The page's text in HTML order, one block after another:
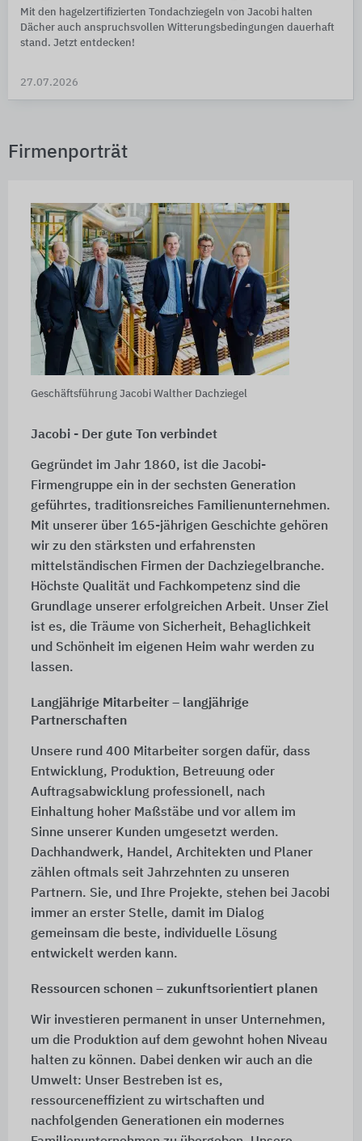
Mit den hagelzertifizierten Ton­dach­ziegeln von Jacobi halten
Dächer auch an­spruchs­vollen Witte­rungs­bedin­gun­gen dauer­haft
stand. Jetzt entdecken!
27.07.2026
Firmenporträt
Geschäftsführung Jacobi Walther Dachziegel
Jacobi - Der gute Ton verbindet
Gegründet im Jahr 1860, ist die Jacobi-
Firmengruppe ein in der sechsten Generation
geführtes, traditionsreiches Familienunternehmen.
Mit unserer über 165-jährigen Geschichte gehören
wir zu den stärksten und erfahrensten
mittelständischen Firmen der Dachziegelbranche.
Höchste Qualität und Fachkompetenz sind die
Grundlage unserer erfolgreichen Arbeit. Unser Ziel
ist es, die Träume von Sicherheit, Behaglichkeit
und Schönheit im eigenen Heim wahr werden zu
lassen.
Langjährige Mitarbeiter – langjährige
Partnerschaften
Unsere rund 400 Mitarbeiter sorgen dafür, dass
Entwicklung, Produktion, Betreuung oder
Auftragsabwicklung professionell, nach
Einhaltung hoher Maßstäbe und vor allem im
Sinne unserer Kunden umgesetzt werden.
Dachhandwerk, Handel, Architekten und Planer
zählen oftmals seit Jahrzehnten zu unseren
Partnern. Sie, und Ihre Projekte, stehen bei Jacobi
immer an erster Stelle, damit im Dialog
gemeinsam die beste, individuelle Lösung
entwickelt werden kann.
Ressourcen schonen – zukunftsorientiert planen
Wir investieren permanent in unser Unternehmen,
um die Produktion auf dem gewohnt hohen Niveau
halten zu können. Dabei denken wir auch an die
Umwelt: Unser Bestreben ist es,
ressourceneffizient zu wirtschaften und
nachfolgenden Generationen ein modernes